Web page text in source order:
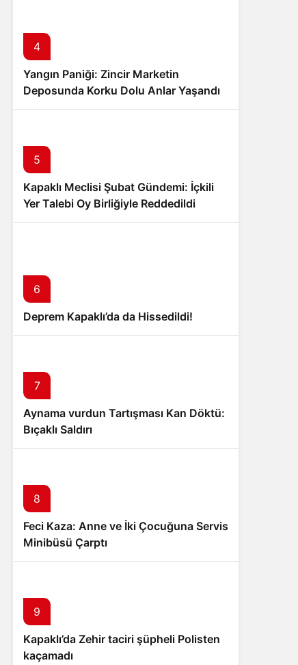
4
Yangın Paniği: Zincir Marketin
Deposunda Korku Dolu Anlar Yaşandı
5
Kapaklı Meclisi Şubat Gündemi: İçkili
Yer Talebi Oy Birliğiyle Reddedildi
6
Deprem Kapaklı’da da Hissedildi!
7
Aynama vurdun Tartışması Kan Döktü:
Bıçaklı Saldırı
8
Feci Kaza: Anne ve İki Çocuğuna Servis
Minibüsü Çarptı
9
Kapaklı’da Zehir taciri şüpheli Polisten
kaçamadı